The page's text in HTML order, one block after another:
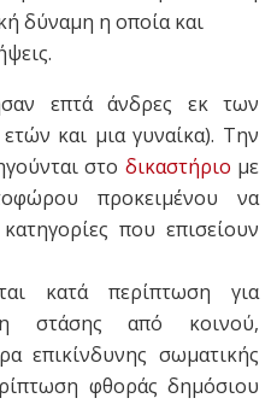
δύναμη η οποία και
επτά άνδρες εκ των
και μια γυναίκα). Την
στο δικαστήριο με
προκειμένου να
που επισείουν
κατά περίπτωση για
στάσης από κοινού,
επικίνδυνης σωματικής
φθοράς δημόσιου